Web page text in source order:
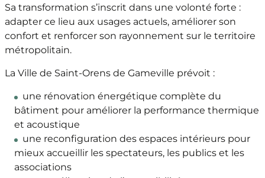
Sa transformation s’inscrit dans une volonté forte :
adapter ce lieu aux usages actuels, améliorer son
confort et renforcer son rayonnement sur le territoire
métropolitain.
La Ville de Saint-Orens de Gameville prévoit :
une rénovation énergétique complète du
bâtiment pour améliorer la performance thermique
et acoustique
une reconfiguration des espaces intérieurs pour
mieux accueillir les spectateurs, les publics et les
associations